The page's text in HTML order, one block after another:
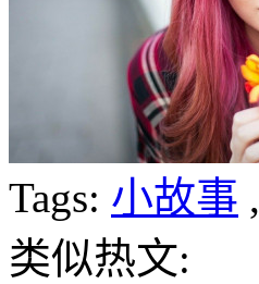
Tags: 小故事 ,
类似热文: